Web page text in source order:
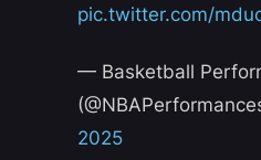
pic.twitter.com/
— Basketball
2025